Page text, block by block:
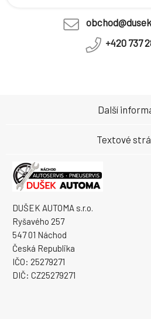
+420 737
DUŠEK AUTOMA s.r.o.
Ryšavého 257
547 01 Náchod
Česká Republika
IČO: 25279271
DIČ: CZ25279271
Další
Textové